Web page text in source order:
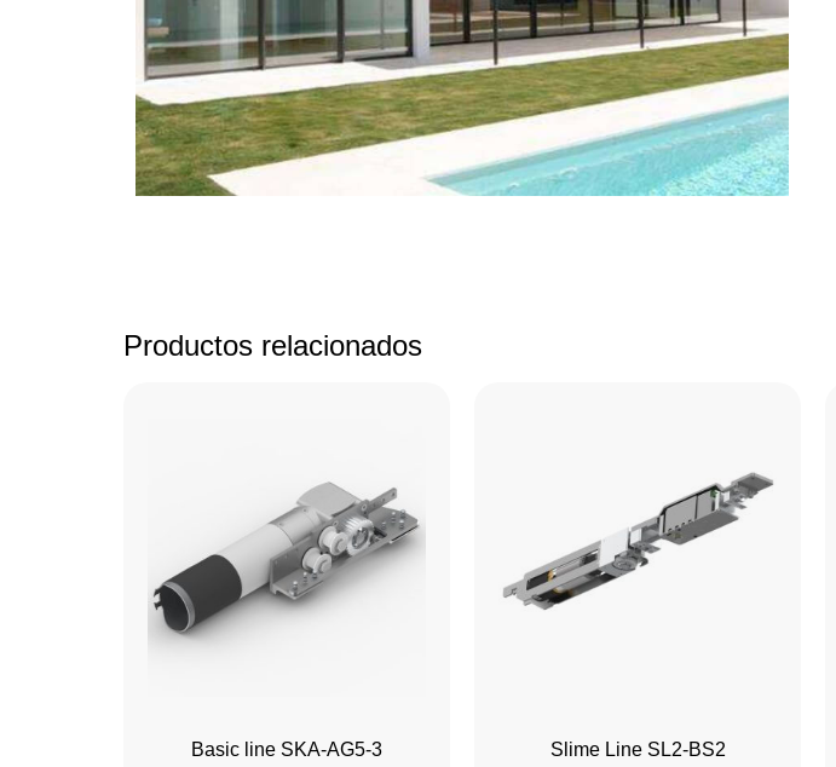
Productos relacionados
Basic line SKA-AG5-3 Slime Line SL2-BS2